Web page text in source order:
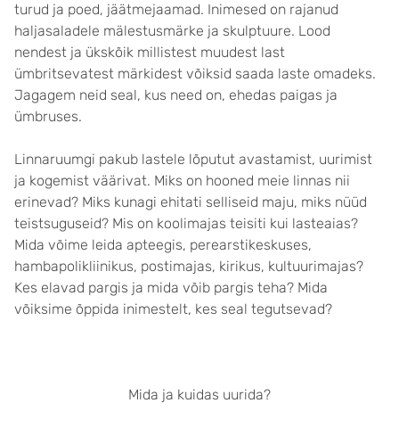
turud ja poed, jäätmejaamad. Inimesed on rajanud
haljasaladele mälestusmärke ja skulptuure. Lood
nendest ja ükskõik millistest muudest last
ümbritsevatest märkidest võiksid saada laste omadeks.
Jagagem neid seal, kus need on, ehedas paigas ja
ümbruses.
Linnaruumgi pakub lastele lõputut avastamist, uurimist
ja kogemist väärivat. Miks on hooned meie linnas nii
erinevad? Miks kunagi ehitati selliseid maju, miks nüüd
teistsuguseid? Mis on koolimajas teisiti kui lasteaias?
Mida võime leida apteegis, perearstikeskuses,
hambapolikliinikus, postimajas, kirikus, kultuurimajas?
Kes elavad pargis ja mida võib pargis teha? Mida
võiksime õppida inimestelt, kes seal tegutsevad?
Mida ja kuidas uurida?